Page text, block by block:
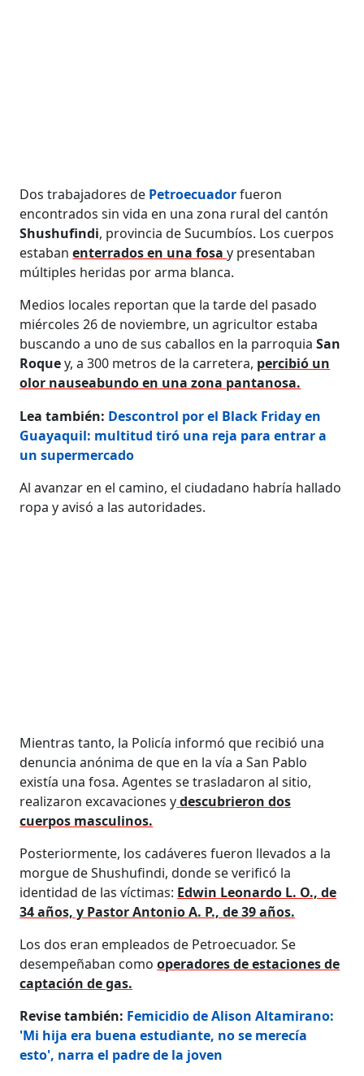
Dos trabajadores de Petroecuadorfueron
encontrados sin vida en una zona rural del cantón
Shushufindi, provincia de Sucumbíos. Los cuerpos
estabanenterrados en una fosay presentaban
múltiples heridas por arma blanca.
Medios locales reportan que la tarde del pasado
miércoles 26 de noviembre, un agricultor estaba
buscando a uno de sus caballos en la parroquiaSan
Roquey, a 300 metros de la carretera, percibió un
olor nauseabundo en una zona pantanosa.
Lea también: Descontrol por el Black Friday en
Guayaquil: multitud tiró una reja para entrar a
un supermercado
Al avanzar en el camino, el ciudadano habría hallado
ropa y avisó a las autoridades.
Mientras tanto, la Policía informó que recibió una
denuncia anónima de que en la vía a San Pablo
existía una fosa. Agentes se trasladaron al sitio,
realizaron excavaciones ydescubrieron dos
cuerpos masculinos.
Posteriormente, los cadáveres fueron llevados a la
morgue de Shushufindi, donde se verificó la
identidad de las víctimas: Edwin Leonardo L. O., de
34 años, y Pastor Antonio A. P., de 39 años.
Los dos eran empleados de Petroecuador. Se
desempeñaban comooperadores de estaciones de
captación de gas.
Revise también: Femicidio de Alison Altamirano:
'Mi hija era buena estudiante, no se merecía
esto', narra el padre de la joven